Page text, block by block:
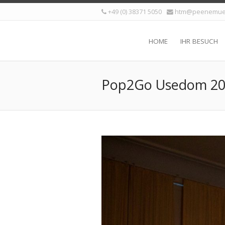
+49 (0) 38371 5050
HOME IHR BESUCH
Pop2Go Usedom